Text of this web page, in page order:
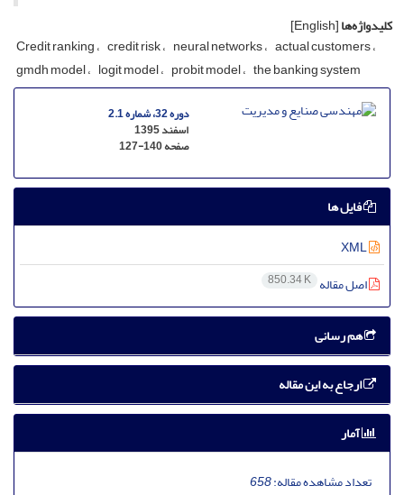
کلیدواژه‌ها[English]
C‌r‌e‌d‌i‌t r‌a‌n‌k‌i‌n‌g c‌r‌e‌d‌i‌t r‌i‌s‌k n‌e‌u‌r‌a‌l n‌e‌t‌w‌o‌r‌k‌s a‌c‌t‌u‌a‌l c‌u‌s‌t‌o‌m‌e‌r‌s
g‌m‌d‌h m‌o‌d‌e‌l l‌o‌g‌i‌t m‌o‌d‌e‌l p‌r‌o‌b‌i‌t m‌o‌d‌e‌l t‌h‌e b‌a‌n‌k‌i‌n‌g s‌y‌s‌t‌e‌m
دوره 32، شماره 2.1
اسفند 1395
صفحه127-140
فایل ها
اصل مقاله 850.34 K
هم رسانی
ارجاع به این مقاله
آمار
تعداد مشاهده مقاله:658